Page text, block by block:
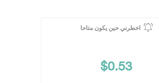
اخطرني حين يكون متاحا
$0.53